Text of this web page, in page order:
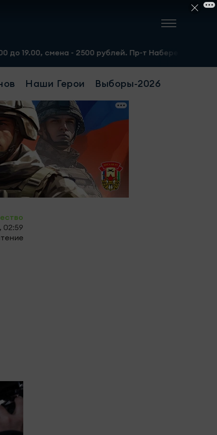
- 2500 рублей. Пр-т Набережночелнинский, 13а. Тел.:
Наши Герои Выборы-2026
02:59